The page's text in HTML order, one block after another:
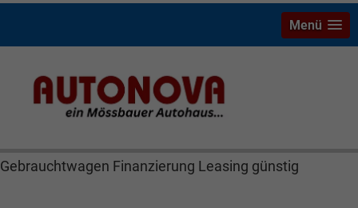
Skoda Kamiq Mössbauer Autonova Bayreuth Brucker
MGS Räthel Marktredwitz Wiesau Wunsiedel Hof
Gebrauchtwagen Finanzierung Leasing günstig
Menü